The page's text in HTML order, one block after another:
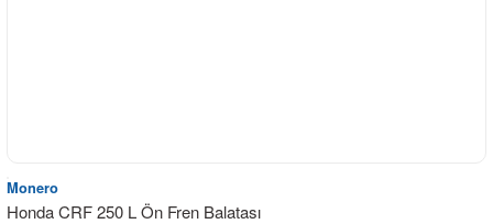
Monero
Honda CRF 250 L Ön Fren Balatası